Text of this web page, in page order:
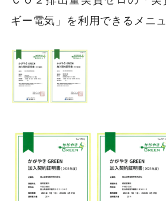
ギー電気」を利用できるメニュ